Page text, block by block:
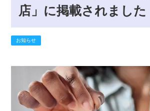
店」に掲載されました
お知らせ